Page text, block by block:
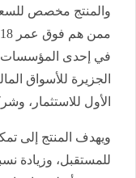
والمنتج مخصص
في إحدى المؤسسات
الجزيرة للأسواق
الأول للاستثمار،
ويهدف المنتج إلى
للمستقبل​​، وزيادة